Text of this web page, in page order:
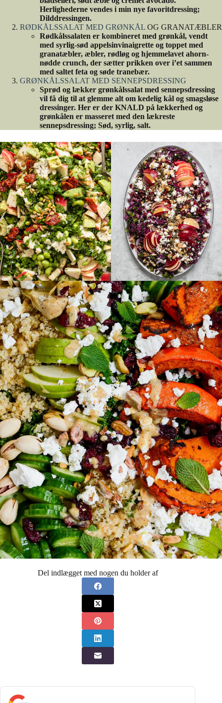
Herlighederne vendes i min nye favoritdressing;
Dilddressingen.
RØDKÅLSSALAT MED GRØNKÅL OG GRANATÆBLER
Rødkålssalaten er kombineret med grønkål, vendt
med syrlig-sød appelsinvinaigrette og toppet med
granatæbler, æbler, rødløg og hjemmelavet ahorn-
nødde crunch, der sætter prikken over i’et sammen
med saltet feta og søde tranebær.
GRØNKÅLSSALAT MED SENNEPSDRESSING
Sprød og lækker grønkålssalat med sennepsdressing
vil få dig til at glemme alt om kedelig kål og smagsløse
dressinger. Her er der KNALD på lækkerhed og
grønkålen er masseret med den lækreste
sennepsdressing; Sød, syrlig, salt.
Del indlægget med nogen du holder af